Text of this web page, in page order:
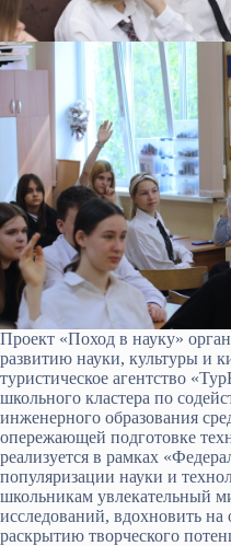
Проект «Поход в науку»
развитию науки, культуры и
туристическое агентство
школьного кластера по
инженерного образования
опережающей подготовке
реализуется в рамках
популяризации науки и
школьникам увлекательный
исследований, вдохновить на
раскрытию творческого